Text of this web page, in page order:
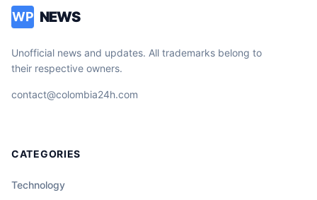
WP NEWS
Unofficial news and updates. All trademarks belong to
their respective owners.
contact@colombia24h.com
CATEGORIES
Technology